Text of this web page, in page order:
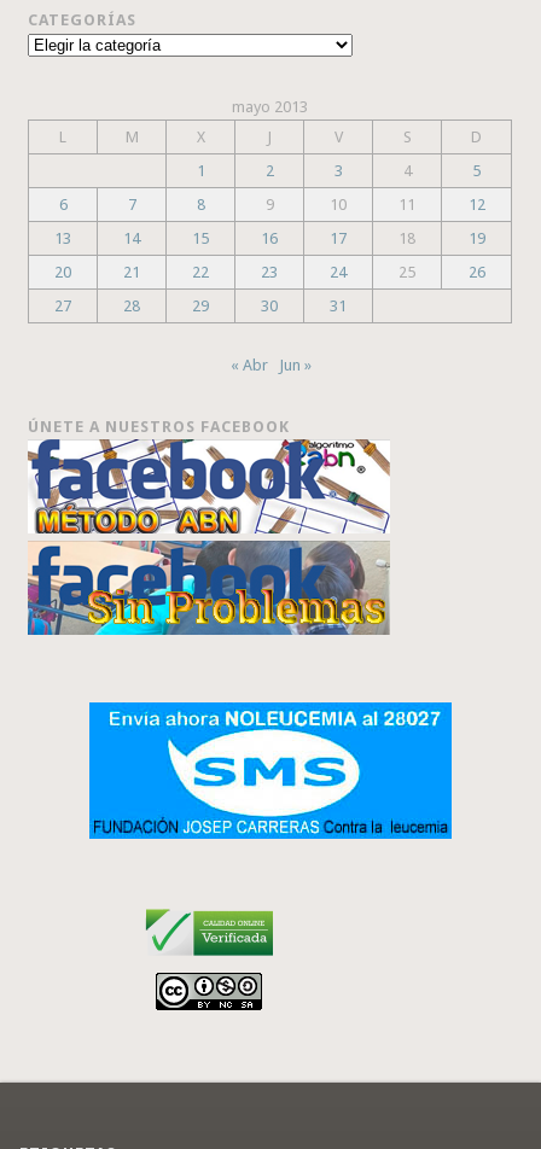
CATEGORÍAS
Categorías
mayo 2013
L
M X J V S
D
1
2 3 4
5
6
7 8 9 10 11
12
13
14 15 16 17 18
19
20
21 22 23 24 25
26
27
28 29 30 31
« Abr Jun »
ÚNETE A NUESTROS FACEBOOK